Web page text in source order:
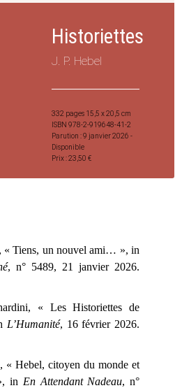
Historiettes
J. P. Hebel
332 pages15,5 x 20,5 cm
ISBN 978-2-919648-41-2
Parution : 9 janvier 2026 -
Disponible
Prix : 23,50 €
« Tiens, un nouvel ami… », in
, n° 5489, 21 janvier 2026.
« Les Historiettes de
L’Humanité, 16 février 2026.
« Hebel, citoyen du monde et
in En Attendant Nadeau, n°